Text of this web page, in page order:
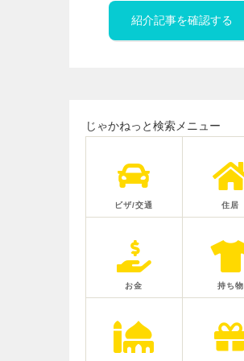
紹介記事を確認する
じゃかねっと検索メニュー
ビザ/交通 住居
お金 持ち物